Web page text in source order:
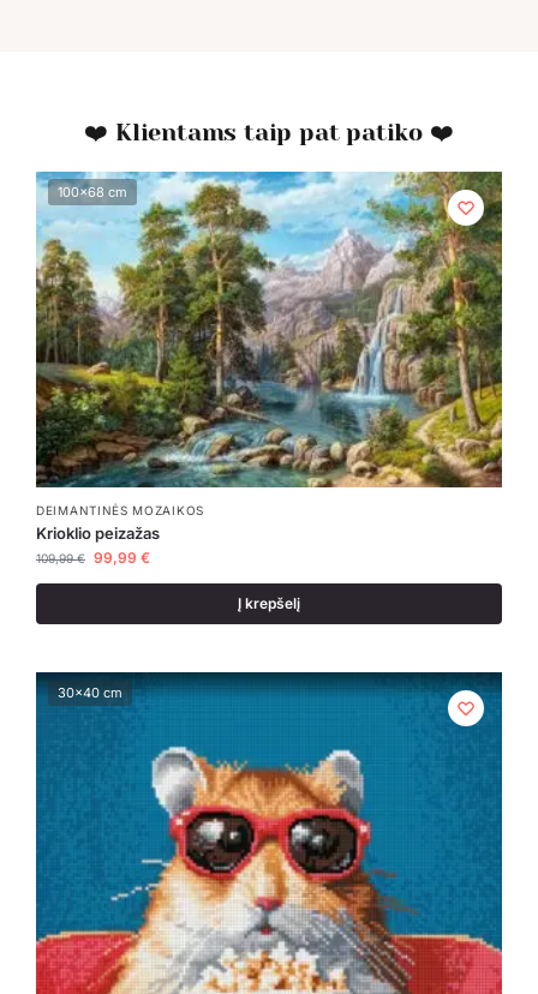
❤️ Klientams taip pat patiko ❤️
100x68 cm
DEIMANTINĖS MOZAIKOS
Krioklio peizažas
109,99€ 99,99 €
Į krepšelį
30x40 cm